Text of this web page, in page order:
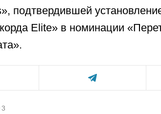
подтвердившей
Elite» в номинации
3